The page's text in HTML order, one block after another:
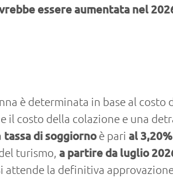
essere aumentata nel
è determinata in base al
il costo della colazione e una
tassa di soggiornoè parial 3,20%
turismo, a partire da luglio
attende la definitiva